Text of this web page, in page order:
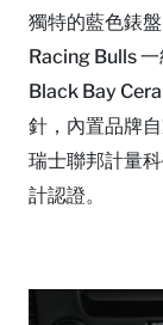
獨特的藍色錶
Racing Bulls 一
Black Bay
針，內置品牌
瑞士聯邦計量
計認證。